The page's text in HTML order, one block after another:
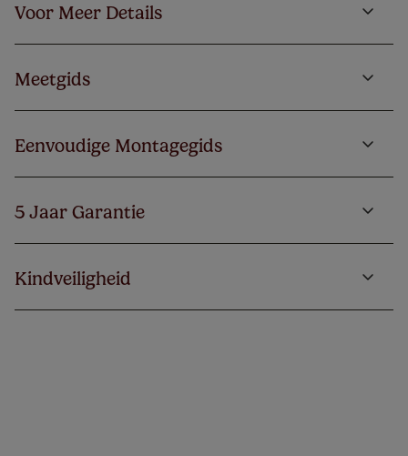
Voor Meer Details
Meetgids
Eenvoudige Montagegids
5 Jaar Garantie
Kindveiligheid